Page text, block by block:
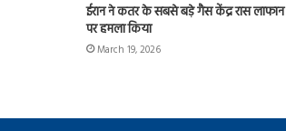
ईरान ने कतर के सबसे बड़े गैस केंद्र रास लाफान
पर हमला किया
March 19, 2026